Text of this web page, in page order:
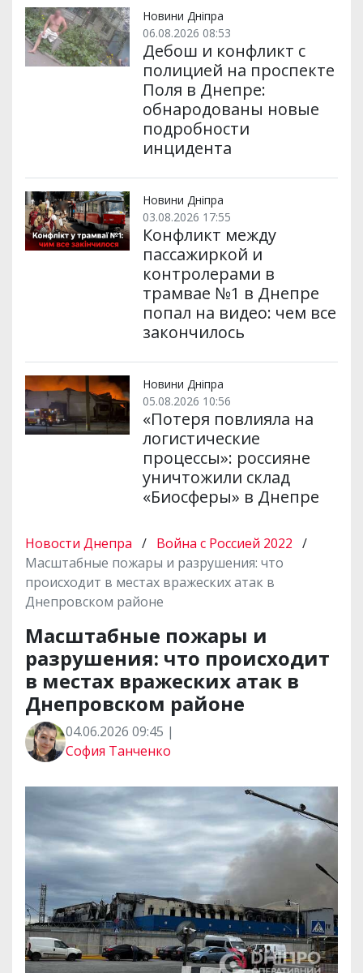
и k m p
Новини Дніпра
06.08.2026 08:53
Дебош и конфликт с
полицией на проспекте
Поля в Днепре:
обнародованы новые
подробности
инцидента
Новини Дніпра
03.08.2026 17:55
Конфликт между
пассажиркой и
контролерами в
трамвае №1 в Днепре
попал на видео: чем все
закончилось
Новини Дніпра
05.08.2026 10:56
«Потеря повлияла на
логистические
процессы»: россияне
уничтожили склад
«Биосферы» в Днепре
Новости Днепра / Война с Россией 2022 /
Масштабные пожары и разрушения: что
происходит в местах вражеских атак в
Днепровском районе
Масштабные пожары и
разрушения: что происходит
в местах вражеских атак в
Днепровском районе
04.06.2026 09:45 |
София Танченко